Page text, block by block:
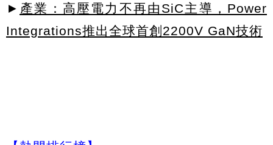
► 產業：高壓電力不再由SiC主導，Power
Integrations推出全球首創2200V GaN技術